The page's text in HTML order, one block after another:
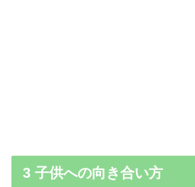
3 子供への向き合い方